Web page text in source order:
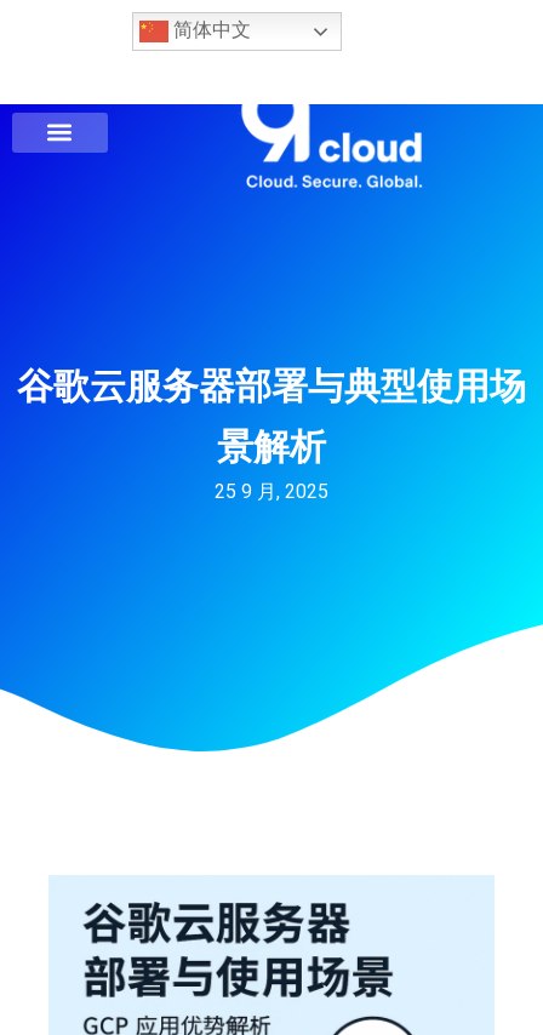
简体中文
谷歌云服务器部署与典型使用场
景解析
25 9 月, 2025